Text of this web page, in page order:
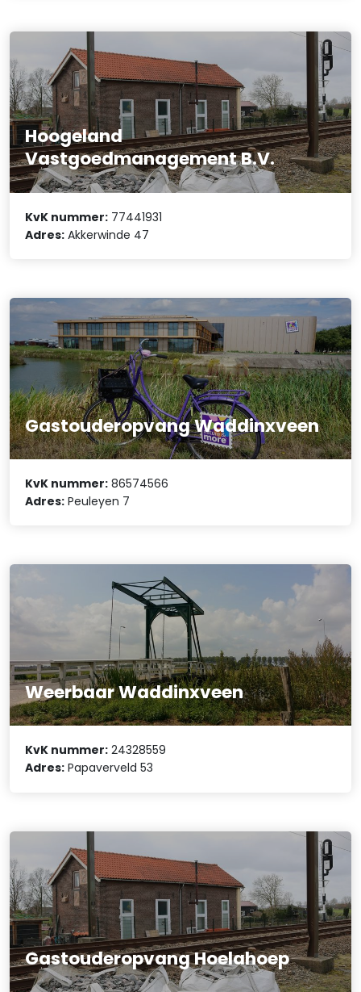
Hoogeland
Vastgoedmanagement B.V.
KvK nummer: 77441931
Adres: Akkerwinde 47
Gastouderopvang Waddinxveen
KvK nummer: 86574566
Adres: Peuleyen 7
Weerbaar Waddinxveen
KvK nummer: 24328559
Adres: Papaverveld 53
Gastouderopvang Hoelahoep